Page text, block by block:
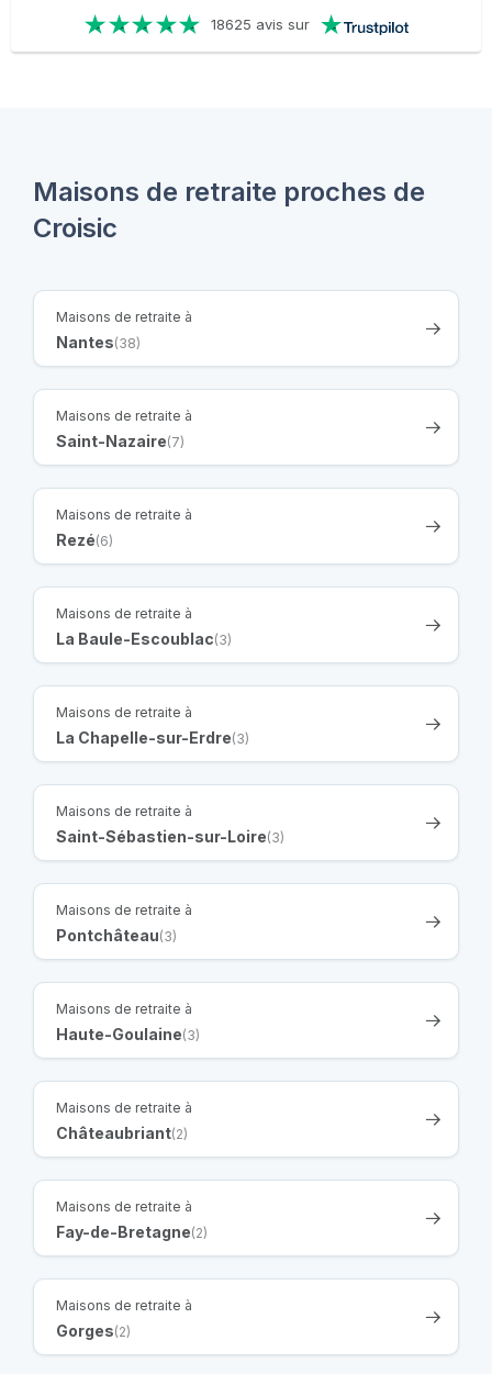
18625 avis sur
Maisons de retraite proches de
Croisic
Maisons de retraite à
Nantes(38)
Maisons de retraite à
Saint-Nazaire(7)
Maisons de retraite à
Rezé(6)
Maisons de retraite à
La Baule-Escoublac(3)
Maisons de retraite à
La Chapelle-sur-Erdre(3)
Maisons de retraite à
Saint-Sébastien-sur-Loire(3)
Maisons de retraite à
Pontchâteau(3)
Maisons de retraite à
Haute-Goulaine(3)
Maisons de retraite à
Châteaubriant(2)
Maisons de retraite à
Fay-de-Bretagne(2)
Maisons de retraite à
Gorges(2)